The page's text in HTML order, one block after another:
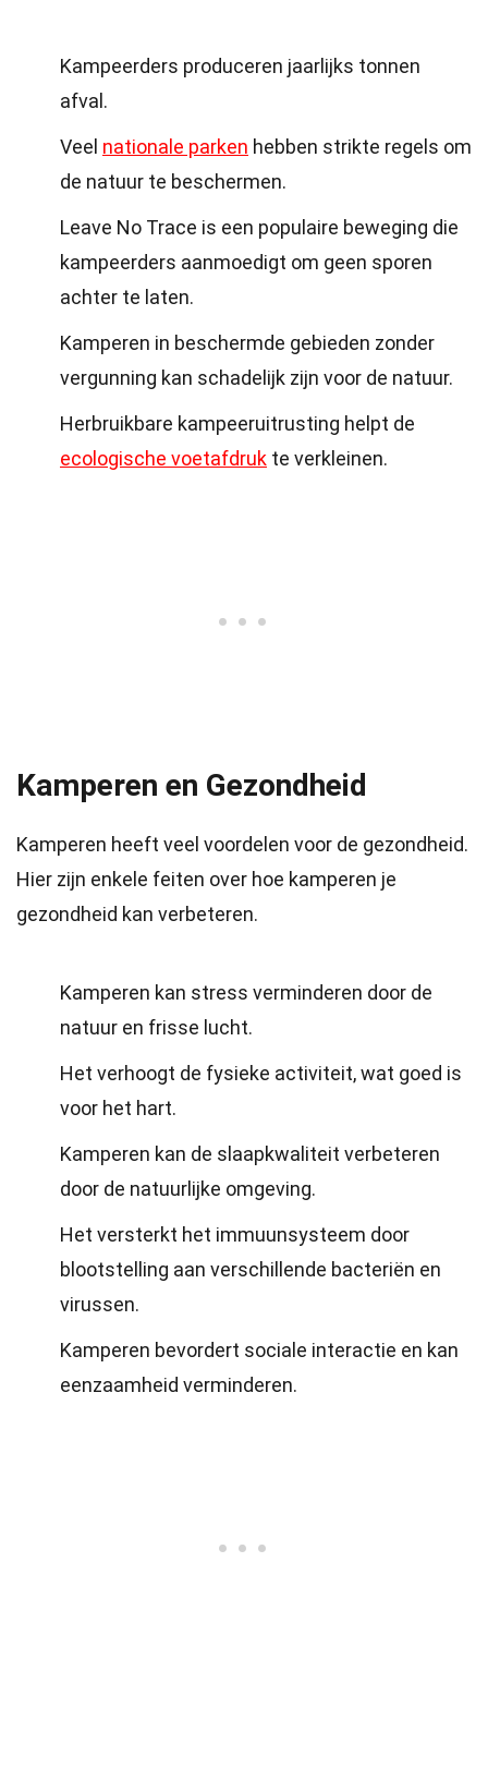
Kampeerders produceren jaarlijks tonnen
afval.
Veel nationale parken hebben strikte regels om
de natuur te beschermen.
Leave No Trace is een populaire beweging die
kampeerders aanmoedigt om geen sporen
achter te laten.
Kamperen in beschermde gebieden zonder
vergunning kan schadelijk zijn voor de natuur.
Herbruikbare kampeeruitrusting helpt de
ecologische voetafdruk te verkleinen.
Kamperen en Gezondheid
Kamperen heeft veel voordelen voor de gezondheid.
Hier zijn enkele feiten over hoe kamperen je
gezondheid kan verbeteren.
Kamperen kan stress verminderen door de
natuur en frisse lucht.
Het verhoogt de fysieke activiteit, wat goed is
voor het hart.
Kamperen kan de slaapkwaliteit verbeteren
door de natuurlijke omgeving.
Het versterkt het immuunsysteem door
blootstelling aan verschillende bacteriën en
virussen.
Kamperen bevordert sociale interactie en kan
eenzaamheid verminderen.